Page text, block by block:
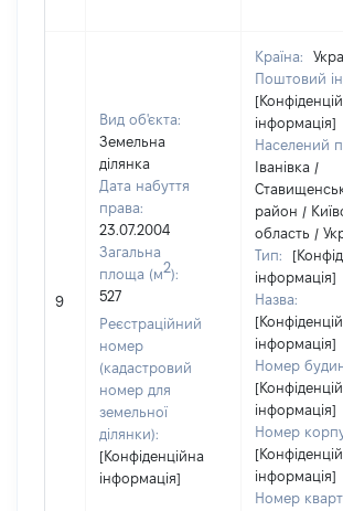
9
Вид об'єкта:
Земельна
ділянка
Дата набуття
права:
23.07.2004
Загальна
площа (м2):
527
Реєстраційний
номер
(кадастровий
номер для
земельної
ділянки):
[Конфіденційна
інформація]
Країна:
Поштовий
інформація]
Населений
Іванівка /
район /
область /
Тип:
інформація]
Назва:
інформація]
Номер
інформація]
Номер
інформація]
Номер